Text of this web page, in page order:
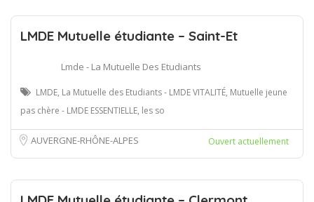
LMDE Mutuelle étudiante – Saint-Et
Lmde - La Mutuelle Des Etudiants
LMDE, La Mutuelle des Etudiants - LMDE VITALITÉ, Mutuelle jeune
pas chère - LMDE ESSENTIELLE, les so
AUVERGNE-RHÔNE-ALPES Ouvert actuellement